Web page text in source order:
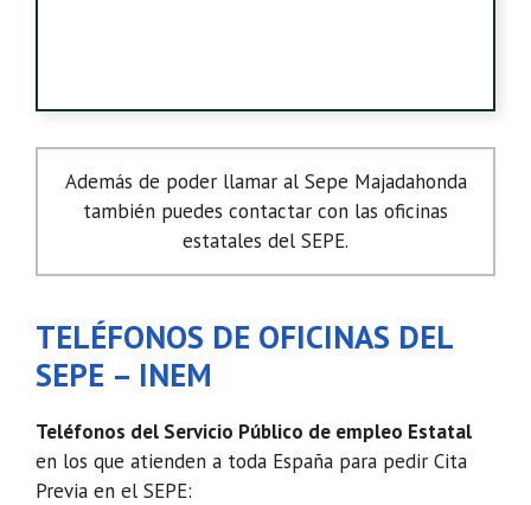
Además de poder llamar al Sepe Majadahonda
también puedes contactar con las oficinas
estatales del SEPE.
TELÉFONOS DE OFICINAS DEL
SEPE – INEM
Teléfonos del Servicio Público de empleo Estatal
en los que atienden a toda España para pedir Cita
Previa en el SEPE: